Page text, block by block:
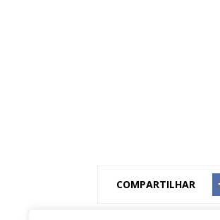
COMPARTILHAR